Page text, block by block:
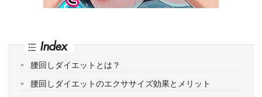
Index
腰回しダイエットとは？
腰回しダイエットのエクササイズ効果とメリット